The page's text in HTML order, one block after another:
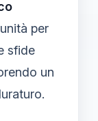
per
sfide
un